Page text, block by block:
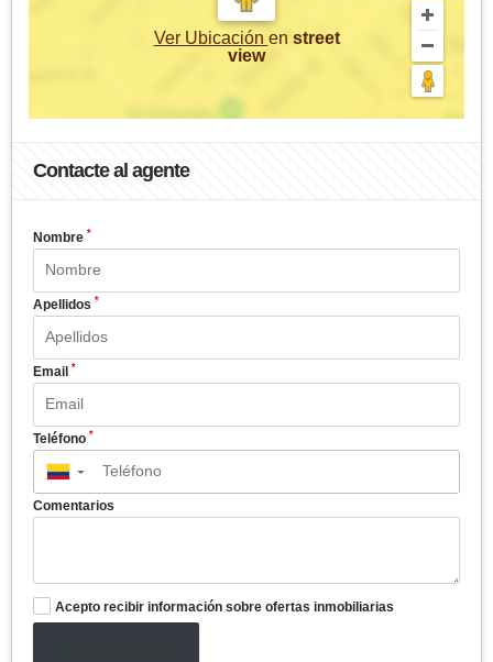
Ver Ubicación en street
view
Contacte al agente
Nombre *
Apellidos *
Email *
Teléfono *
▼
Comentarios
Acepto recibir información sobre ofertas inmobiliarias